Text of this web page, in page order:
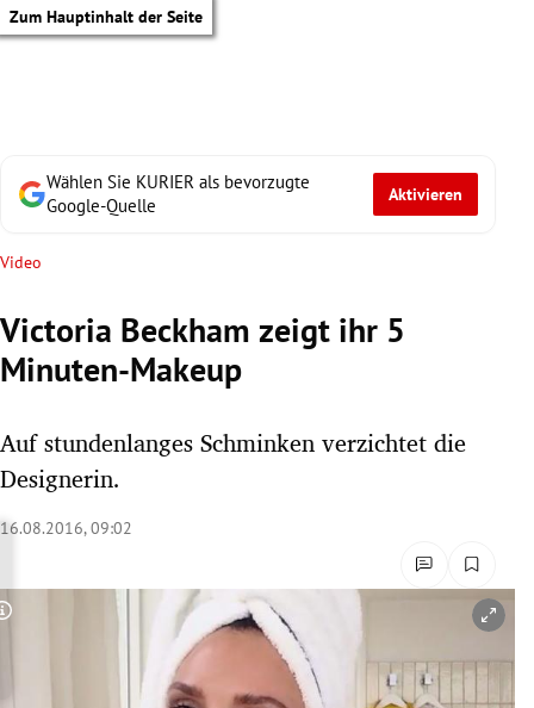
Zum Hauptinhalt der Seite
Untermenü
Wählen Sie KURIER als bevorzugte
Google-Quelle
Aktivieren
Video
Victoria Beckham zeigt ihr 5
Minuten-Makeup
Auf stundenlanges Schminken verzichtet die
Designerin.
16.08.2016, 09:02
Copyright-Hinweis öffnen/schließen